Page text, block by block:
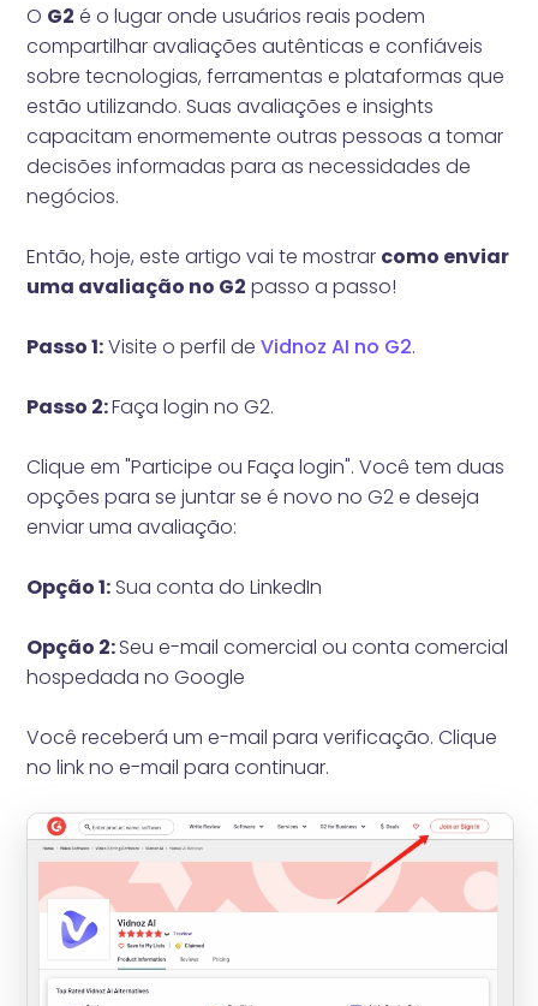
O G2 é o lugar onde usuários reais podem
compartilhar avaliações autênticas e confiáveis
sobre tecnologias, ferramentas e plataformas que
estão utilizando. Suas avaliações e insights
capacitam enormemente outras pessoas a tomar
decisões informadas para as necessidades de
negócios.
Então, hoje, este artigo vai te mostrar como enviar
uma avaliação no G2 passo a passo!
Passo 1:Visite o perfil deVidnoz AI no G2.
Passo 2:Faça login no G2.
Clique em "Participe ou Faça login". Você tem duas
opções para se juntar se é novo no G2 e deseja
enviar uma avaliação:
Opção 1: Sua conta do LinkedIn
Opção 2:Seu e-mail comercial ou conta comercial
hospedada no Google
Você receberá um e-mail para verificação. Clique
no link no e-mail para continuar.